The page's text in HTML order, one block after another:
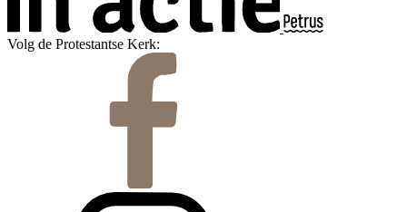
Volg de Protestantse Kerk: